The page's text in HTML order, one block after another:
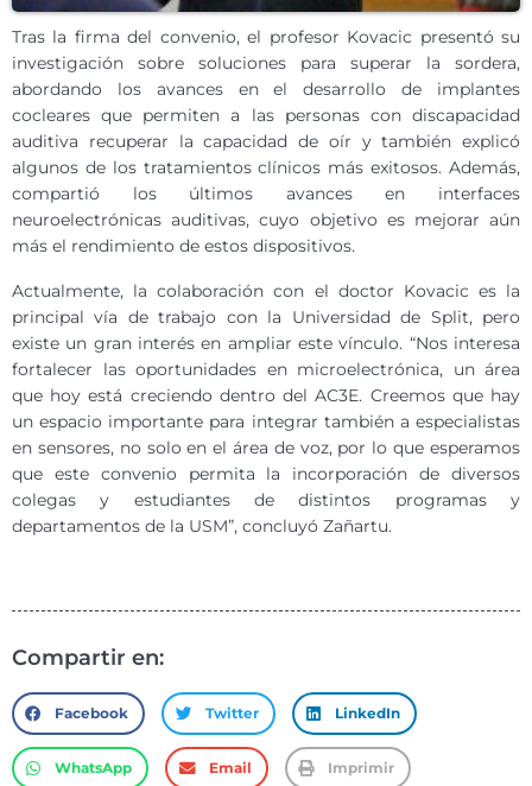
Tras la firma del convenio, el profesor Kovacic presentó su
investigación sobre soluciones para superar la sordera,
abordando los avances en el desarrollo de implantes
cocleares que permiten a las personas con discapacidad
auditiva recuperar la capacidad de oír y también explicó
algunos de los tratamientos clínicos más exitosos. Además,
compartió los últimos avances en interfaces
neuroelectrónicas auditivas, cuyo objetivo es mejorar aún
más el rendimiento de estos dispositivos.
Actualmente, la colaboración con el doctor Kovacic es la
principal vía de trabajo con la Universidad de Split, pero
existe un gran interés en ampliar este vínculo. “Nos interesa
fortalecer las oportunidades en microelectrónica, un área
que hoy está creciendo dentro del AC3E. Creemos que hay
un espacio importante para integrar también a especialistas
en sensores, no solo en el área de voz, por lo que esperamos
que este convenio permita la incorporación de diversos
colegas y estudiantes de distintos programas y
departamentos de la USM”, concluyó Zañartu.
Compartir en:
Facebook Twitter LinkedIn
WhatsApp Email Imprimir